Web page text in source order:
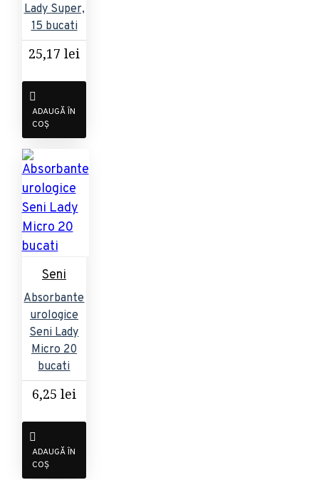
Lady Super,
15 bucati
25,17 lei
ADAUGĂ ÎN
COȘ
Seni
Absorbante
urologice
Seni Lady
Micro 20
bucati
6,25 lei
ADAUGĂ ÎN
COȘ